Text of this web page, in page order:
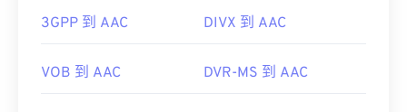
開發者： 運動影像專家小組 (MPEG)
初始發布：1999
首次發布：
https://en.wikipedia.org/wiki/Advanced_Audio_Coding
3GPP 到 AAC DIVX 到 AAC
VOB 到 AAC DVR-MS 到 AAC